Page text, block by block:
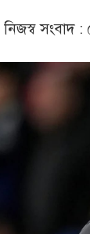
নিজস্ব সংবাদ